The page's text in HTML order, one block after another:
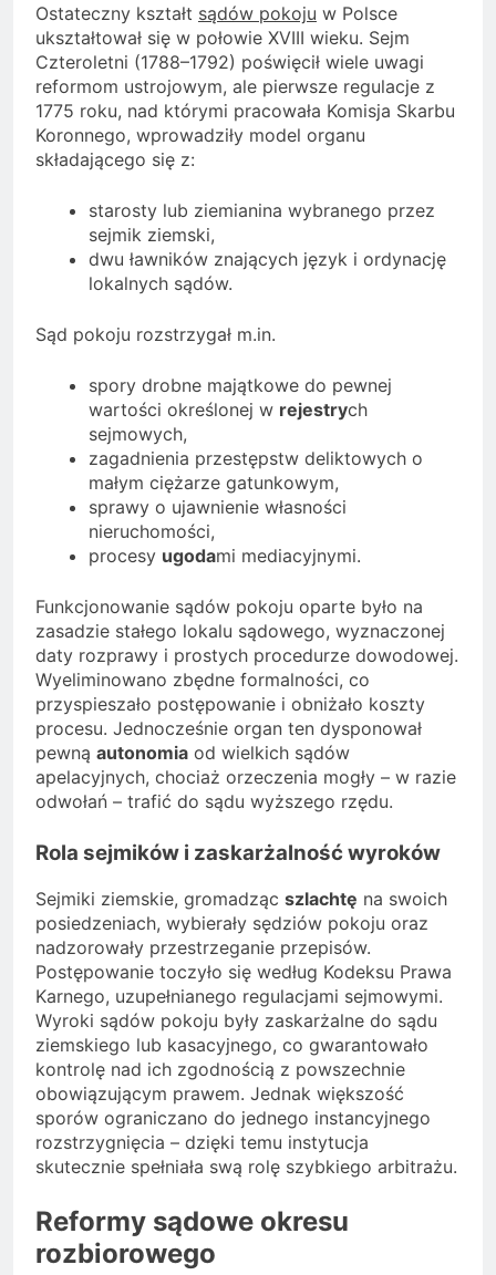
Ostateczny kształt sądów pokoju w Polsce
ukształtował się w połowie XVIII wieku. Sejm
Czteroletni (1788–1792) poświęcił wiele uwagi
reformom ustrojowym, ale pierwsze regulacje z
1775 roku, nad którymi pracowała Komisja Skarbu
Koronnego, wprowadziły model organu
składającego się z:
starosty lub ziemianina wybranego przez
sejmik ziemski,
dwu ławników znających język i ordynację
lokalnych sądów.
Sąd pokoju rozstrzygał m.in.
spory drobne majątkowe do pewnej
wartości określonej w rejestrych
sejmowych,
zagadnienia przestępstw deliktowych o
małym ciężarze gatunkowym,
sprawy o ujawnienie własności
nieruchomości,
procesy ugodami mediacyjnymi.
Funkcjonowanie sądów pokoju oparte było na
zasadzie stałego lokalu sądowego, wyznaczonej
daty rozprawy i prostych procedurze dowodowej.
Wyeliminowano zbędne formalności, co
przyspieszało postępowanie i obniżało koszty
procesu. Jednocześnie organ ten dysponował
pewną autonomia od wielkich sądów
apelacyjnych, chociaż orzeczenia mogły – w razie
odwołań – trafić do sądu wyższego rzędu.
Rola sejmików i zaskarżalność wyroków
Sejmiki ziemskie, gromadząc szlachtę na swoich
posiedzeniach, wybierały sędziów pokoju oraz
nadzorowały przestrzeganie przepisów.
Postępowanie toczyło się według Kodeksu Prawa
Karnego, uzupełnianego regulacjami sejmowymi.
Wyroki sądów pokoju były zaskarżalne do sądu
ziemskiego lub kasacyjnego, co gwarantowało
kontrolę nad ich zgodnością z powszechnie
obowiązującym prawem. Jednak większość
sporów ograniczano do jednego instancyjnego
rozstrzygnięcia – dzięki temu instytucja
skutecznie spełniała swą rolę szybkiego arbitrażu.
Reformy sądowe okresu
rozbiorowego